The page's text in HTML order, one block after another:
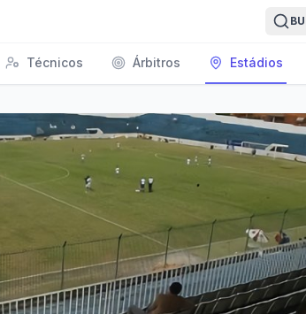
Técnicos Árbitros Estádios